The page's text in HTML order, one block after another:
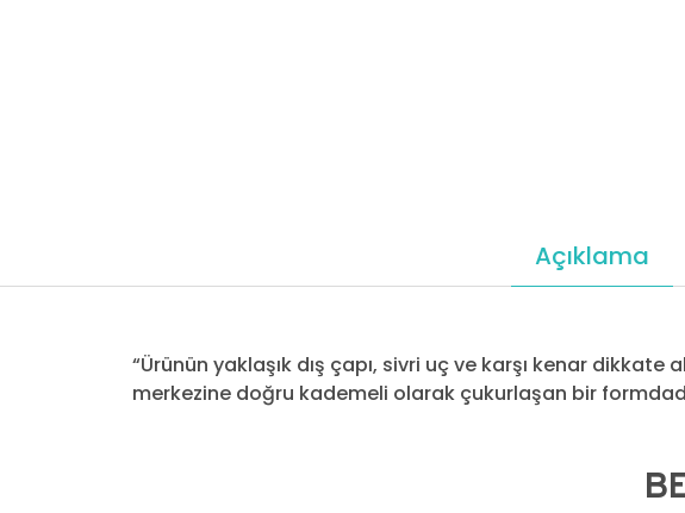
Açıklama
“Ürünün yaklaşık dış çapı, sivri uç ve karşı kenar
merkezine doğru kademeli olarak çukurlaşan bir